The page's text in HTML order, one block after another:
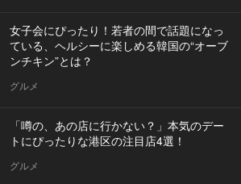
女子会にぴったり！若者の間で話題になっ
ている、ヘルシーに楽しめる韓国の“オーブ
ンチキン”とは？
グルメ
「噂の、あの店に行かない？」本気のデー
トにぴったりな港区の注目店4選！
グルメ